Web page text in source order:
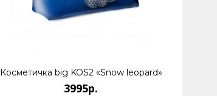
Косметичка big KOS2 «Snow leopard»
3995р.